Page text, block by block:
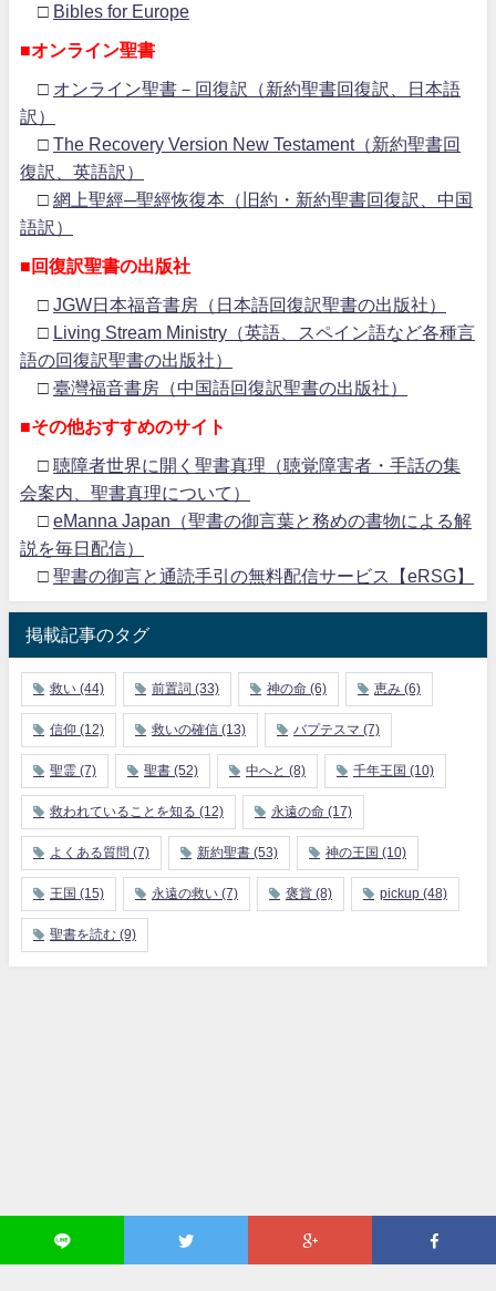
□ Bibles for Europe
■オンライン聖書
□ オンライン聖書－回復訳（新約聖書回復訳、日本語
訳）
□ The Recovery Version New Testament（新約聖書回
復訳、英語訳）
□ 網上聖經─聖經恢復本（旧約・新約聖書回復訳、中国
語訳）
■回復訳聖書の出版社
□ JGW日本福音書房（日本語回復訳聖書の出版社）
□ Living Stream Ministry（英語、スペイン語など各種言
語の回復訳聖書の出版社）
□ 臺灣福音書房（中国語回復訳聖書の出版社）
■その他おすすめのサイト
□ 聴障者世界に開く聖書真理（聴覚障害者・手話の集
会案内、聖書真理について）
□ eManna Japan（聖書の御言葉と務めの書物による解
説を毎日配信）
□ 聖書の御言と通読手引の無料配信サービス【eRSG】
掲載記事のタグ
救い (44) 前置詞 (33) 神の命 (6) 恵み (6)
信仰 (12) 救いの確信 (13) バプテスマ (7)
聖霊 (7) 聖書 (52) 中へと (8) 千年王国 (10)
救われていることを知る (12) 永遠の命 (17)
よくある質問 (7) 新約聖書 (53) 神の王国 (10)
王国 (15) 永遠の救い (7) 褒賞 (8) pickup (48)
聖書を読む (9)